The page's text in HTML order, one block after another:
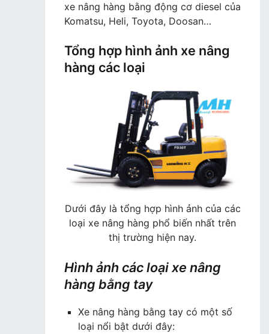
xe nâng hàng bằng động cơ diesel của
Komatsu, Heli, Toyota, Doosan…
Tổng hợp hình ảnh xe nâng
hàng các loại
Dưới đây là tổng hợp hình ảnh của các
loại xe nâng hàng phổ biến nhất trên
thị trường hiện nay.
Hình ảnh các loại xe nâng
hàng bằng tay
Xe nâng hàng bằng tay có một số
loại nổi bật dưới đây: